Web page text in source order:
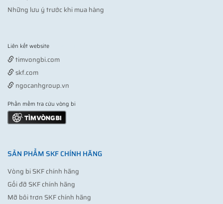
Những lưu ý trước khi mua hàng
Liên kết website
timvongbi.com
skf.com
ngocanhgroup.vn
Phần mềm tra cứu vòng bi
SẢN PHẨM SKF CHÍNH HÃNG
Vòng bi SKF chính hãng
Gối đỡ SKF chính hãng
Mỡ bôi trơn SKF chính hãng